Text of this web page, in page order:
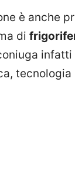
è anche
di
tecnologia